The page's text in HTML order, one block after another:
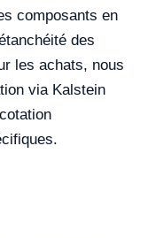
composants en
des
les achats, nous
via Kalstein